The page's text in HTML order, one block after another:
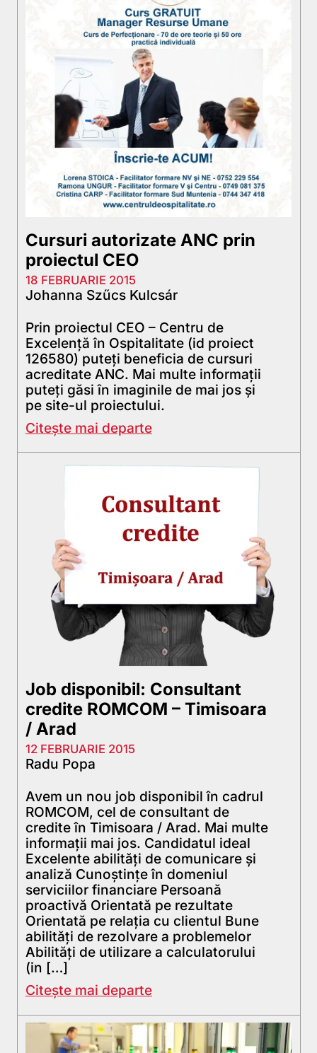
Cursuri autorizate ANC prin
proiectul CEO
18 FEBRUARIE 2015
Johanna Szűcs Kulcsár
Prin proiectul CEO – Centru de
Excelență în Ospitalitate (id proiect
126580) puteți beneficia de cursuri
acreditate ANC. Mai multe informații
puteți găsi în imaginile de mai jos și
pe site-ul proiectului.
Citește mai departe
Job disponibil: Consultant
credite ROMCOM – Timisoara
/ Arad
12 FEBRUARIE 2015
Radu Popa
Avem un nou job disponibil în cadrul
ROMCOM, cel de consultant de
credite în Timisoara / Arad. Mai multe
informații mai jos. Candidatul ideal
Excelente abilități de comunicare și
analiză Cunoștințe în domeniul
serviciilor financiare Persoană
proactivă Orientată pe rezultate
Orientată pe relația cu clientul Bune
abilități de rezolvare a problemelor
Abilități de utilizare a calculatorului
(in […]
Citește mai departe